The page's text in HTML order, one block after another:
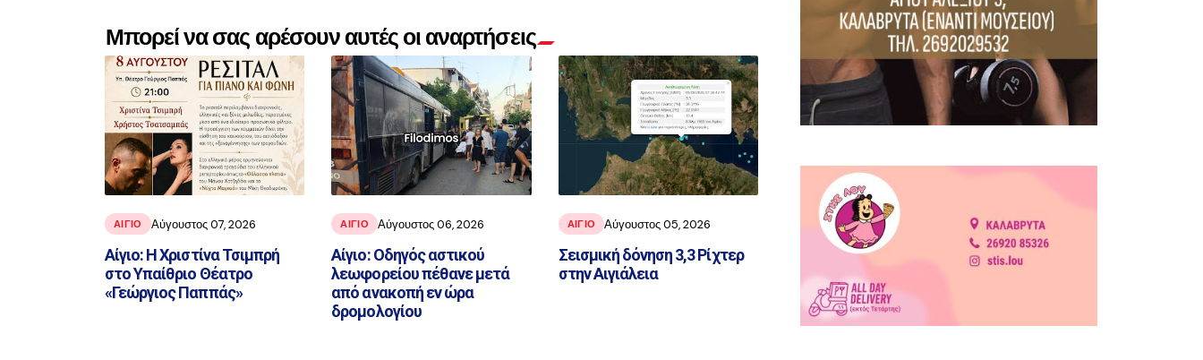
Μπορεί να σας αρέσουν αυτές οι αναρτήσεις
ΑΙΓΙΟ Αύγουστος 07, 2026
Αίγιο: Η Χριστίνα Τσιμπρή
στο Υπαίθριο Θέατρο
«Γεώργιος Παππάς»
ΑΙΓΙΟ Αύγουστος 06, 2026
Αίγιο: Οδηγός αστικού
λεωφορείου πέθανε μετά
από ανακοπή εν ώρα
δρομολογίου
ΑΙΓΙΟ Αύγουστος 05, 2026
Σεισμική δόνηση 3,3 Ρίχτερ
στην Αιγιάλεια